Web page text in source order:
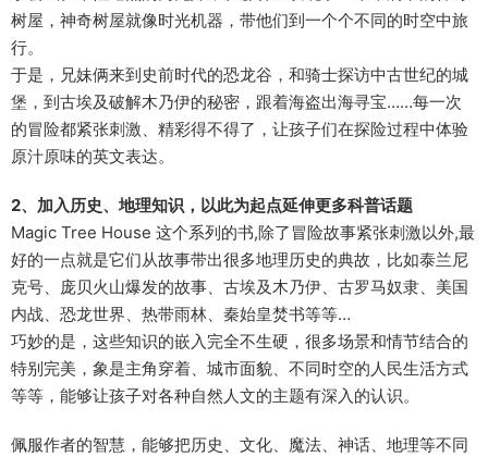
树屋，神奇树屋就像时光机器，带他们到一个个不同的时空中旅
行。
于是，兄妹俩来到史前时代的恐龙谷，和骑士探访中古世纪的城
堡，到古埃及破解木乃伊的秘密，跟着海盗出海寻宝……每一次
的冒险都紧张刺激、精彩得不得了，让孩子们在探险过程中体验
原汁原味的英文表达。
2、加入历史、地理知识，以此为起点延伸更多科普话题
Magic Tree House 这个系列的书,除了冒险故事紧张刺激以外,最
好的一点就是它们从故事带出很多地理历史的典故，比如泰兰尼
克号、庞贝火山爆发的故事、古埃及木乃伊、古罗马奴隶、美国
内战、恐龙世界、热带雨林、秦始皇焚书等等…
巧妙的是，这些知识的嵌入完全不生硬，很多场景和情节结合的
特别完美，象是主角穿着、城市面貌、不同时空的人民生活方式
等等，能够让孩子对各种自然人文的主题有深入的认识。
佩服作者的智慧，能够把历史、文化、魔法、神话、地理等不同